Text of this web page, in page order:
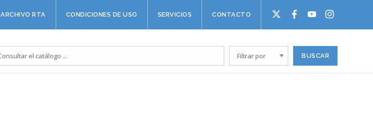
ARCHIVO RTA CONDICIONES DE USO SERVICIOS CONTACTO